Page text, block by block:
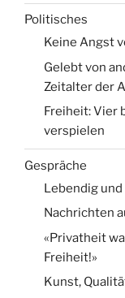
Politisches
Keine Angst
Gelebt von
Zeitalter der
Freiheit: Vier
verspielen
Gespräche
Lebendig
Nachrichten
«Privatheit
Freiheit!»
Kunst,